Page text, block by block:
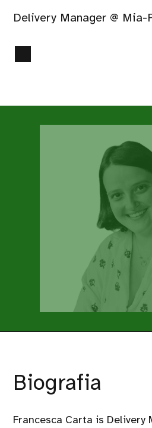
Delivery Manager @
Biografia
Francesca Carta is Delivery